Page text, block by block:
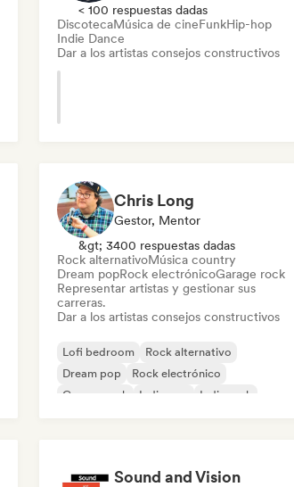
< 100 respuestas dadas
DiscotecaMúsica de cineFunkHip-hop
Indie Dance
Dar a los artistas consejos constructivos
Chris Long
Gestor, Mentor
&gt; 3400 respuestas dadas
Rock alternativoMúsica country
Dream popRock electrónicoGarage rock
Representar artistas y gestionar sus
carreras.
Dar a los artistas consejos constructivos
Lofi bedroom
Rock alternativo
Dream pop
Rock electrónico
Garage rock
Indie pop
Indie rock
Sound and Vision